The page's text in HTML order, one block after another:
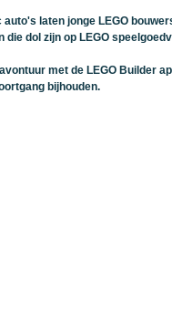
laten jonge LEGO
dol zijn op LEGO
met de LEGO Builder
bijhouden.